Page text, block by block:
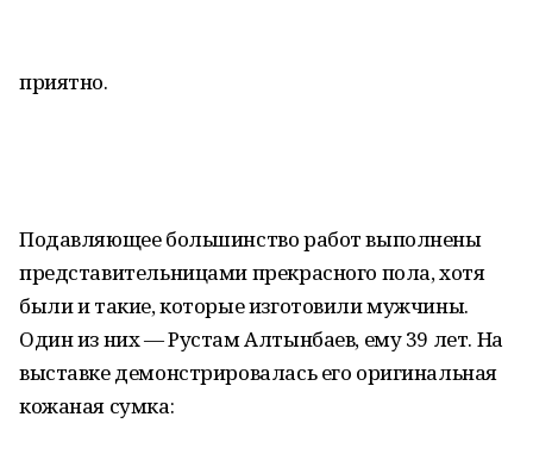
приятно.
Подавляющее большинство работ выполнены
представительницами прекрасного пола, хотя
были и такие, которые изготовили мужчины.
Один из них — Рустам Алтынбаев, ему 39 лет. На
выставке демонстрировалась его оригинальная
кожаная сумка: